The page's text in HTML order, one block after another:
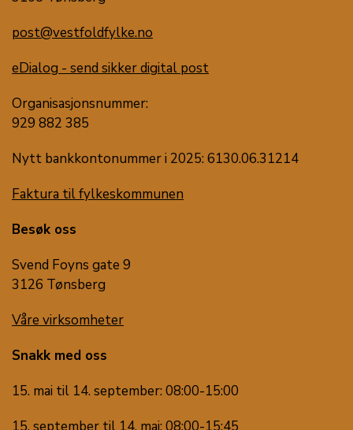
post@vestfoldfylke.no
eDialog - send sikker digital post
Organisasjonsnummer:
929 882 385
Nytt bankkontonummer i 2025: 6130.06.31214
Faktura til fylkeskommunen
Besøk oss
Svend Foyns gate 9
3126 Tønsberg
Våre virksomheter
Snakk med oss
15. mai til 14. september: 08:00-15:00